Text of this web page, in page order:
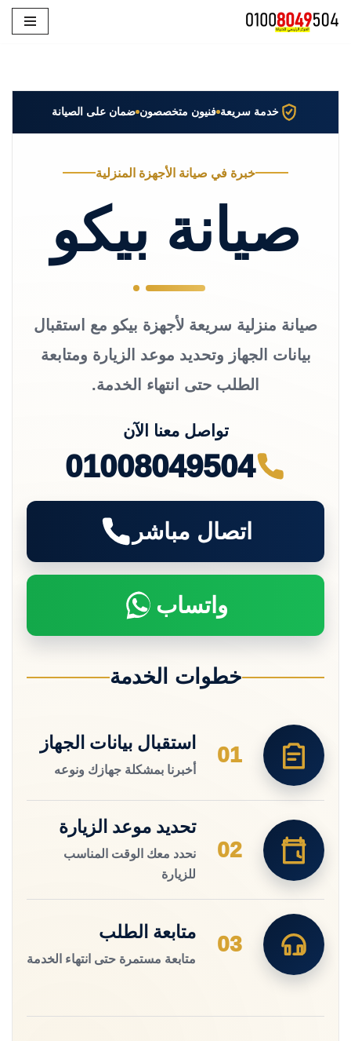
خدمة سريعة فنيون متخصصون ضمان على الصيانة
خبرة في صيانة الأجهزة المنزلية
صيانة بيكو
صيانة منزلية سريعة لأجهزة بيكو مع استقبال
بيانات الجهاز وتحديد موعد الزيارة ومتابعة
الطلب حتى انتهاء الخدمة.
تواصل معنا الآن
01008049504
اتصال مباشر
واتساب
خطوات الخدمة
01
استقبال بيانات الجهاز
أخبرنا بمشكلة جهازك ونوعه
02
تحديد موعد الزيارة
نحدد معك الوقت المناسب
للزيارة
03
متابعة الطلب
متابعة مستمرة حتى انتهاء الخدمة